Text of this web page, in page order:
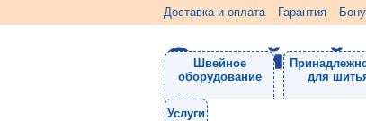
Доставка и оплата Гарантия
Швейное
оборудование
для
Услуги